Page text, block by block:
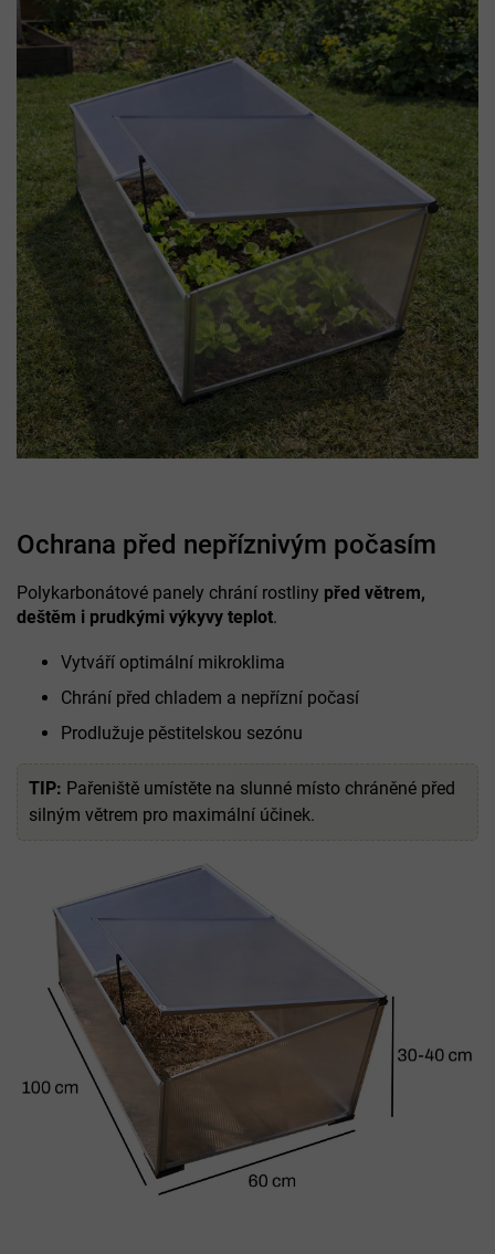
Ochrana před nepříznivým počasím
Polykarbonátové panely chrání rostliny před větrem,
deštěm i prudkými výkyvy teplot.
Vytváří optimální mikroklima
Chrání před chladem a nepřízní počasí
Prodlužuje pěstitelskou sezónu
TIP: Pařeniště umístěte na slunné místo chráněné před
silným větrem pro maximální účinek.